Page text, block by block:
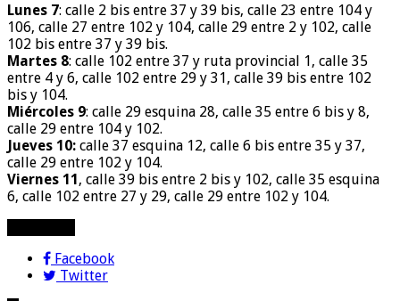
Lunes 7: calle 2 bis entre 37 y 39 bis, calle 23 entre 104 y
106, calle 27 entre 102 y 104, calle 29 entre 2 y 102, calle
102 bis entre 37 y 39 bis.
Martes 8: calle 102 entre 37 y ruta provincial 1, calle 35
entre 4 y 6, calle 102 entre 29 y 31, calle 39 bis entre 102
bis y 104.
Miércoles 9: calle 29 esquina 28, calle 35 entre 6 bis y 8,
calle 29 entre 104 y 102.
Jueves 10: calle 37 esquina 12, calle 6 bis entre 35 y 37,
calle 29 entre 102 y 104.
Viernes 11, calle 39 bis entre 2 bis y 102, calle 35 esquina
6, calle 102 entre 27 y 29, calle 29 entre 102 y 104.
Facebook
Twitter